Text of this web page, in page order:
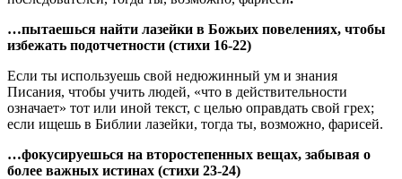
…пытаешься найти лазейки в Божьих повелениях, чтобы
избежать подотчетности (стихи 16-22)
Если ты используешь свой недюжинный ум и знания
Писания, чтобы учить людей, «что в действительности
означает» тот или иной текст, с целью оправдать свой грех;
если ищешь в Библии лазейки, тогда ты, возможно, фарисей.
…фокусируешься на второстепенных вещах, забывая о
более важных истинах (стихи 23-24)